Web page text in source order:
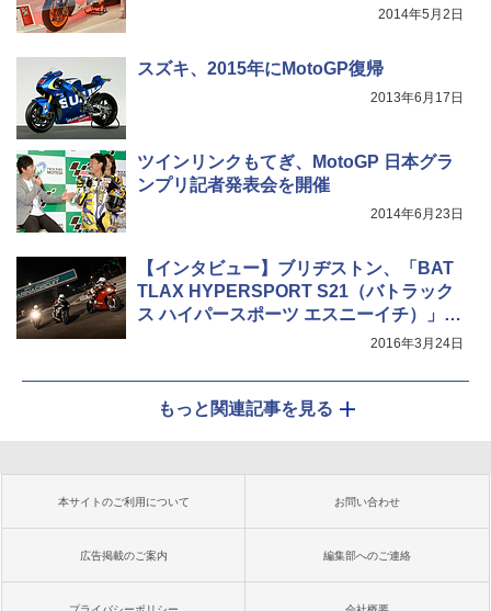
2014年5月2日
スズキ、2015年にMotoGP復帰
2013年6月17日
ツインリンクもてぎ、MotoGP 日本グラ
ンプリ記者発表会を開催
2014年6月23日
【インタビュー】ブリヂストン、「BAT
TLAX HYPERSPORT S21（バトラック
ス ハイパースポーツ エスニーイチ）」開
2016年3月24日
もっと関連記事を見る
本サイトのご利用について お問い合わせ
広告掲載のご案内 編集部へのご連絡